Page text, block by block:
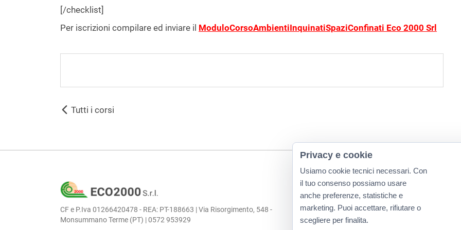
[/checklist]
Per iscrizioni compilare ed inviare il ModuloCorsoAmbientiInquinatiSpaziConfinati Eco 2000 Srl
Tutti i corsi
CF e P.Iva 01266420478 - REA: PT-188663 | Via Risorgimento, 548 -
Monsummano Terme (PT) | 0572 953929
Privacy e cookie
Usiamo cookie tecnici necessari. Con
il tuo consenso possiamo usare
anche preferenze, statistiche e
marketing. Puoi accettare, rifiutare o
scegliere per finalita.